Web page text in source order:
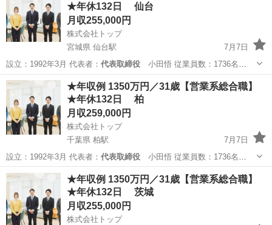
★年休132日 仙台
月収255,000円
株式会社トップ
宮城県 仙台駅
7月7日
設立：1992年3月 代表者： 代表取締役小田悟 従業員数：1736名
（2…
宮城 仙台市 仙台駅 販売 営業職
★年収例 1350万円／31歳【営業系総合職】
★年休132日 柏
月収259,000円
株式会社トップ
千葉県 柏駅
7月7日
設立：1992年3月 代表者： 代表取締役小田悟 従業員数：1736名
（2…
千葉 柏市 柏駅 販売 営業職
★年収例 1350万円／31歳【営業系総合職】
★年休132日 茨城
月収255,000円
株式会社トップ